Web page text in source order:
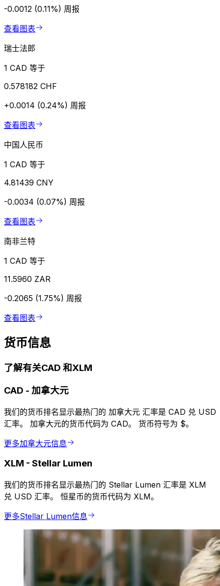
-0.0012 (0.11%) 周报
查看图表
瑞士法郎
1 CAD 等于
0.578182 CHF
+0.0014 (0.24%) 周报
查看图表
中国人民币
1 CAD 等于
4.81439 CNY
-0.0034 (0.07%) 周报
查看图表
南非兰特
1 CAD 等于
11.5960 ZAR
-0.2065 (1.75%) 周报
查看图表
货币信息
了解有关CAD 和XLM
CAD - 加拿大元
我们的货币排名显示最热门的 加拿大元 汇率是 CAD 兑 USD
汇率。 加拿大元的货币代码为 CAD。 货币符号为 $。
更多加拿大元信息
XLM - Stellar Lumen
我们的货币排名显示最热门的 Stellar Lumen 汇率是 XLM
兑 USD 汇率。 恒星币的货币代码为 XLM。
更多Stellar Lumen信息